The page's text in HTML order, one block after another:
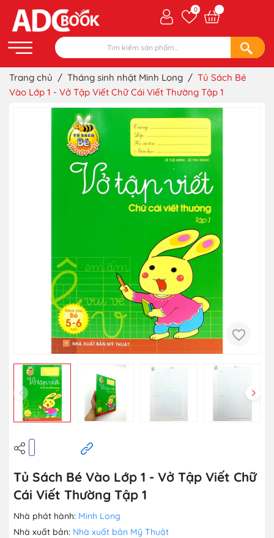
0
Trang chủ / Tháng sinh nhật Minh Long / Tủ Sách Bé
Vào Lớp 1 - Vở Tập Viết Chữ Cái Viết Thường Tập 1
Tủ Sách Bé Vào Lớp 1 - Vở Tập Viết Chữ
Cái Viết Thường Tập 1
Nhà phát hành: Minh Long
Nhà xuất bản: Nhà xuất bản Mỹ Thuật